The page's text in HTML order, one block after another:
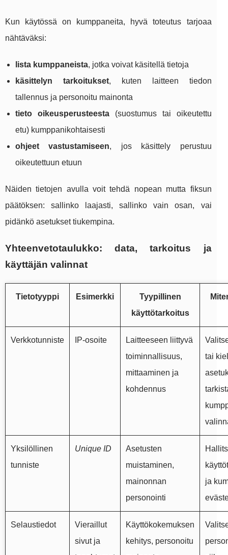
Kun käytössä on kumppaneita, hyvä toteutus tarjoaa
nähtäväksi:
lista kumppaneista, jotka voivat käsitellä tietoja
käsittelyn tarkoitukset, kuten laitteen tiedon
tallennus ja personoitu mainonta
tieto oikeusperusteesta(suostumus tai oikeutettu
etu) kumppanikohtaisesti
ohjeet vastustamiseen, jos käsittely perustuu
oikeutettuun etuun
Näiden tietojen avulla voit tehdä nopean mutta fiksun
päätöksen: sallinko laajasti, sallinko vain osan, vai
pidänkö asetukset tiukempina.
Yhteenvetotaulukko: data, tarkoitus ja
käyttäjän valinnat
Tietotyyppi Esimerkki
Tyypillinen
käyttötarkoitus
Verkkotunniste IP‑osoite
Laitteeseen liittyvä
toiminnallisuus,
mittaaminen ja
kohdennus
tai
Yksilöllinen
tunniste
Unique ID
Asetusten
muistaminen,
mainonnan
personointi
ja
Selaustiedot
Vieraillut
sivut ja
Käyttökokemuksen
kehitys, personoitu